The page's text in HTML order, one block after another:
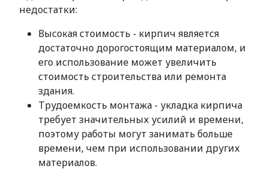
недостатки:
Высокая стоимость - кирпич является
достаточно дорогостоящим материалом, и
его использование может увеличить
стоимость строительства или ремонта
здания.
Трудоемкость монтажа - укладка кирпича
требует значительных усилий и времени,
поэтому работы могут занимать больше
времени, чем при использовании других
материалов.